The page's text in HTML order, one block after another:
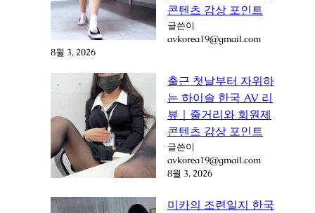
콘텐츠 감상 포인트
글쓴이
avkorea19@gmail.com
8월 3, 2026
출근 첫날부터 자위하
는 하이솔 한국 AV 리
뷰｜줄거리와 회원제
콘텐츠 감상 포인트
글쓴이
avkorea19@gmail.com
8월 3, 2026
미카의 조련일지 한국